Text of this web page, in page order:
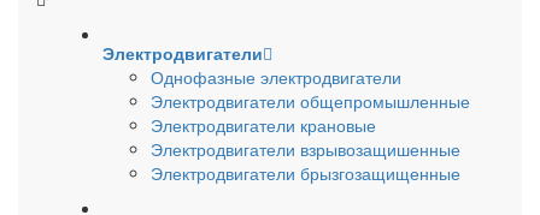
Электродвигатели
Однофазные электродвигатели
Электродвигатели общепромышленные
Электродвигатели крановые
Электродвигатели взрывозащишенные
Электродвигатели брызгозащищенные